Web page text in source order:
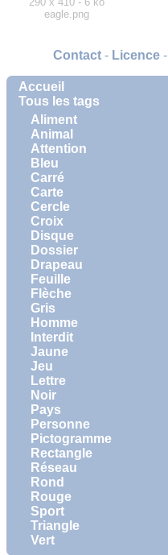
Accueil
Tous les tags
Aliment
Animal
Attention
Bleu
Carré
Carte
Cercle
Croix
Disque
Dossier
Drapeau
Feuille
Flèche
Gris
Homme
Interdit
Jaune
Jeu
Lettre
Noir
Pays
Personne
Pictogramme
Rectangle
Réseau
Rond
Rouge
Sport
Triangle
Vert
eagle.png
Contact- Licence-